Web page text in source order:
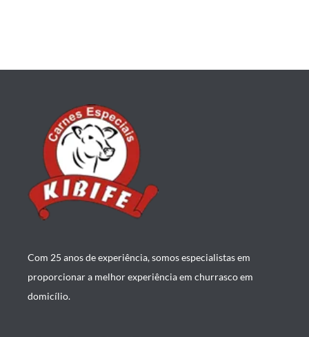
Com 25 anos de experiência, somos especialistas em
proporcionar a melhor experiência em churrasco em
domicílio.